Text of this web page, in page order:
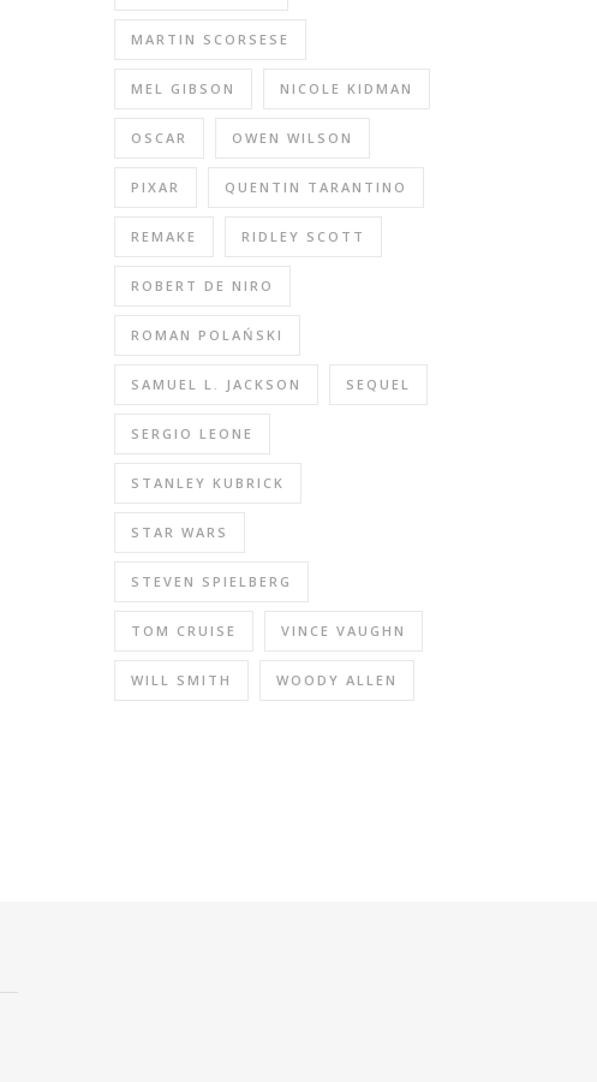
MARTIN SCORSESE
MEL GIBSON NICOLE KIDMAN
OSCAR OWEN WILSON
PIXAR QUENTIN TARANTINO
REMAKE RIDLEY SCOTT
ROBERT DE NIRO
ROMAN POLAŃSKI
SAMUEL L. JACKSON SEQUEL
SERGIO LEONE
STANLEY KUBRICK
STAR WARS
STEVEN SPIELBERG
TOM CRUISE VINCE VAUGHN
WILL SMITH WOODY ALLEN